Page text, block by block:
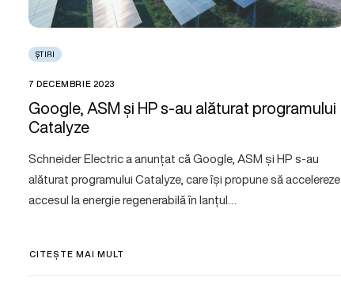
ȘTIRI
7 DECEMBRIE 2023
Google, ASM și HP s-au alăturat programului
Catalyze
Schneider Electric a anunțat că Google, ASM și HP s-au
alăturat programului Catalyze, care își propune să accelereze
accesul la energie regenerabilă în lanțul…
CITEȘTE MAI MULT